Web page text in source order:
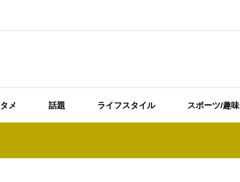
メ 話題 ライフスタイル スポーツ/趣味